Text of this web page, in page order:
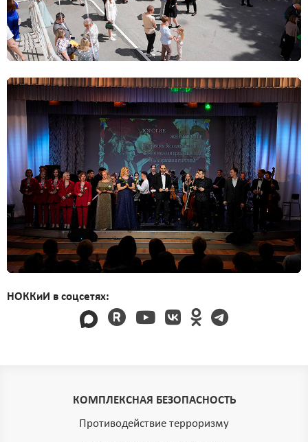
НОККиИ в соцсетях:
КОМПЛЕКСНАЯ БЕЗОПАСНОСТЬ
Противодействие терроризму